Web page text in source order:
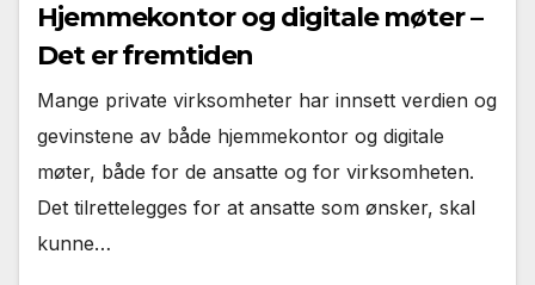
Hjemmekontor og digitale møter –
Det er fremtiden
Mange private virksomheter har innsett verdien og
gevinstene av både hjemmekontor og digitale
møter, både for de ansatte og for virksomheten.
Det tilrettelegges for at ansatte som ønsker, skal
kunne…